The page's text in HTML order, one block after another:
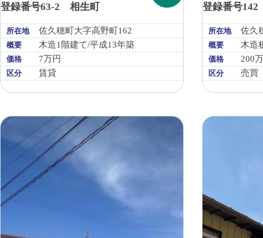
登録番号63-2 相生町
所在地 佐久穂町大字高野町162
概要 木造1階建て/平成13年築
価格 7万円
区分 賃貸
登録番号
所在地 佐久
概要 木造
価格 200
区分 売買